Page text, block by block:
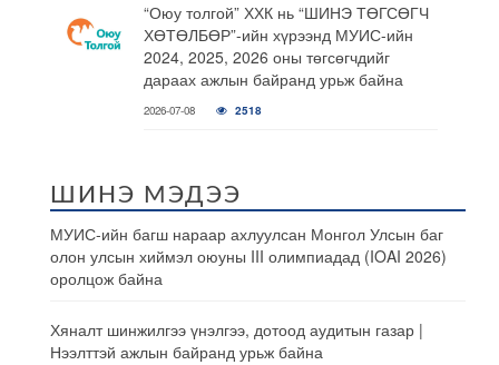
“Оюу толгой” ХХК нь “ШИНЭ ТӨГСӨГЧ
ХӨТӨЛБӨР”-ийн хүрээнд МУИС-ийн
2024, 2025, 2026 оны төгсөгчдийг
дараах ажлын байранд урьж байна
2026-07-08 2518
ШИНЭ МЭДЭЭ
МУИС-ийн багш нараар ахлуулсан Монгол Улсын баг
олон улсын хиймэл оюуны III олимпиадад (IOAI 2026)
оролцож байна
Хяналт шинжилгээ үнэлгээ, дотоод аудитын газар |
Нээлттэй ажлын байранд урьж байна